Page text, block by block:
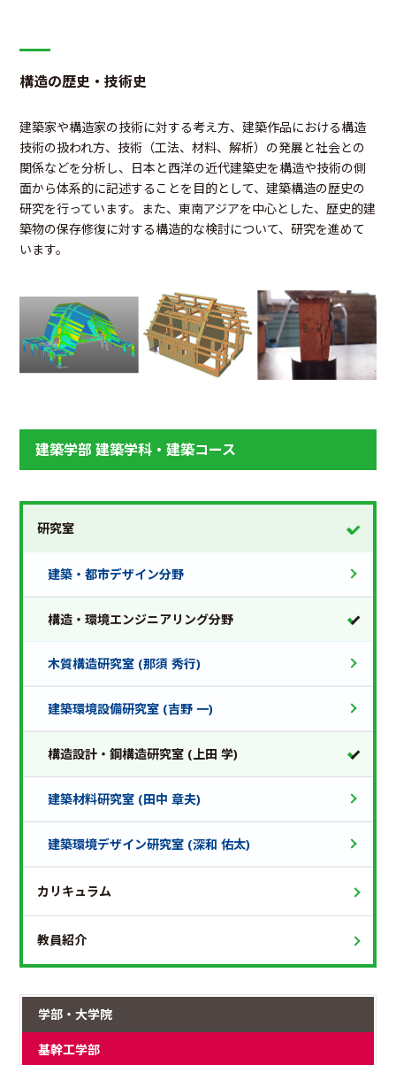
構造の歴史・技術史
建築家や構造家の技術に対する考え方、建築作品における構造
技術の扱われ方、技術（工法、材料、解析）の発展と社会との
関係などを分析し、日本と西洋の近代建築史を構造や技術の側
面から体系的に記述することを目的として、建築構造の歴史の
研究を行っています。また、東南アジアを中心とした、歴史的建
築物の保存修復に対する構造的な検討について、研究を進めて
います。
建築学部 建築学科・建築コース
研究室
建築・都市デザイン分野
構造・環境エンジニアリング分野
木質構造研究室 (那須 秀行)
建築環境設備研究室 (吉野 一)
構造設計・鋼構造研究室 (上田 学)
建築材料研究室 (田中 章夫)
建築環境デザイン研究室 (深和 佑太)
カリキュラム
教員紹介
学部・大学院
基幹工学部